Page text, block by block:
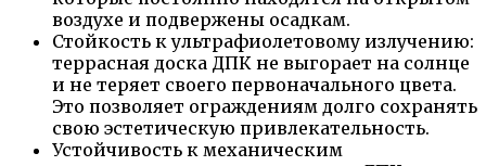
воздухе и подвержены осадкам.
Стойкость к ультрафиолетовому излучению:
террасная доска ДПК не выгорает на солнце
и не теряет своего первоначального цвета.
Это позволяет ограждениям долго сохранять
свою эстетическую привлекательность.
Устойчивость к механическим